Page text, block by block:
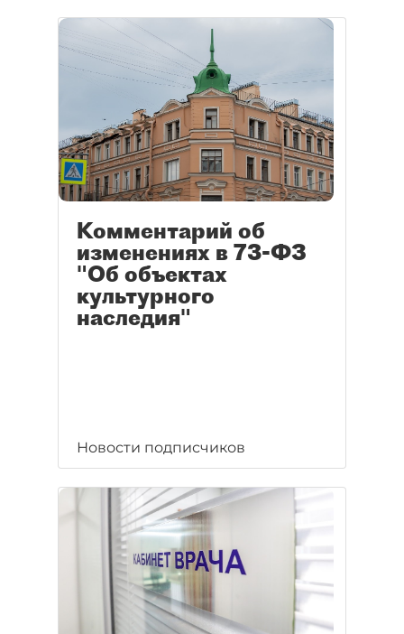
Комментарий об
изменениях в 73-ФЗ
"Об объектах
культурного
наследия"
Новости подписчиков